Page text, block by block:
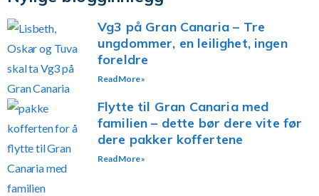
Vg3 på Gran Canaria – Tre
ungdommer, en leilighet, ingen
foreldre
Read More »
Flytte til Gran Canaria med
familien – dette bør dere vite før
dere pakker koffertene
Read More »